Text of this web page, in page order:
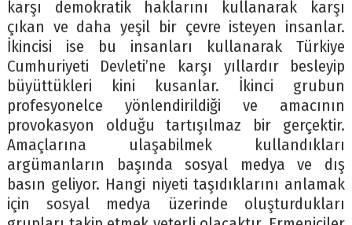
karşı demokratik haklarını kullanarak karşı
çıkan ve daha yeşil bir çevre isteyen insanlar.
İkincisi ise bu insanları kullanarak Türkiye
Cumhuriyeti Devleti’ne karşı yıllardır besleyip
büyüttükleri kini kusanlar. İkinci grubun
profesyonelce yönlendirildiği ve amacının
provokasyon olduğu tartışılmaz bir gerçektir.
Amaçlarına ulaşabilmek kullandıkları
argümanların başında sosyal medya ve dış
basın geliyor. Hangi niyeti taşıdıklarını anlamak
için sosyal medya üzerinde oluşturdukları